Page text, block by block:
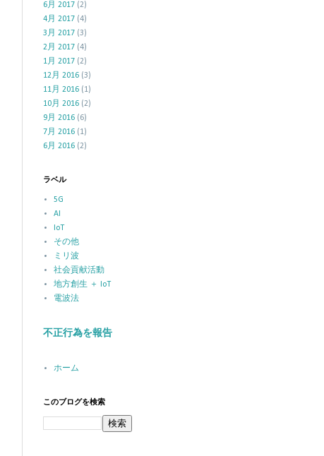
6月 2017 (2)
4月 2017 (4)
3月 2017 (3)
2月 2017 (4)
1月 2017 (2)
12月 2016 (3)
11月 2016 (1)
10月 2016 (2)
9月 2016 (6)
7月 2016 (1)
6月 2016 (2)
ラベル
5G
AI
IoT
その他
ミリ波
社会貢献活動
地方創生 ＋ IoT
電波法
不正行為を報告
ホーム
このブログを検索